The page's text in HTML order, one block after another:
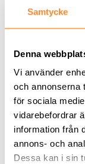
Samtycke
Denna
Vi använder
och annonserna
för sociala
vidarebefordrar
information från
annons- och
Dessa kan i sin
E-
postadress
Investerare
Bolagsstämma